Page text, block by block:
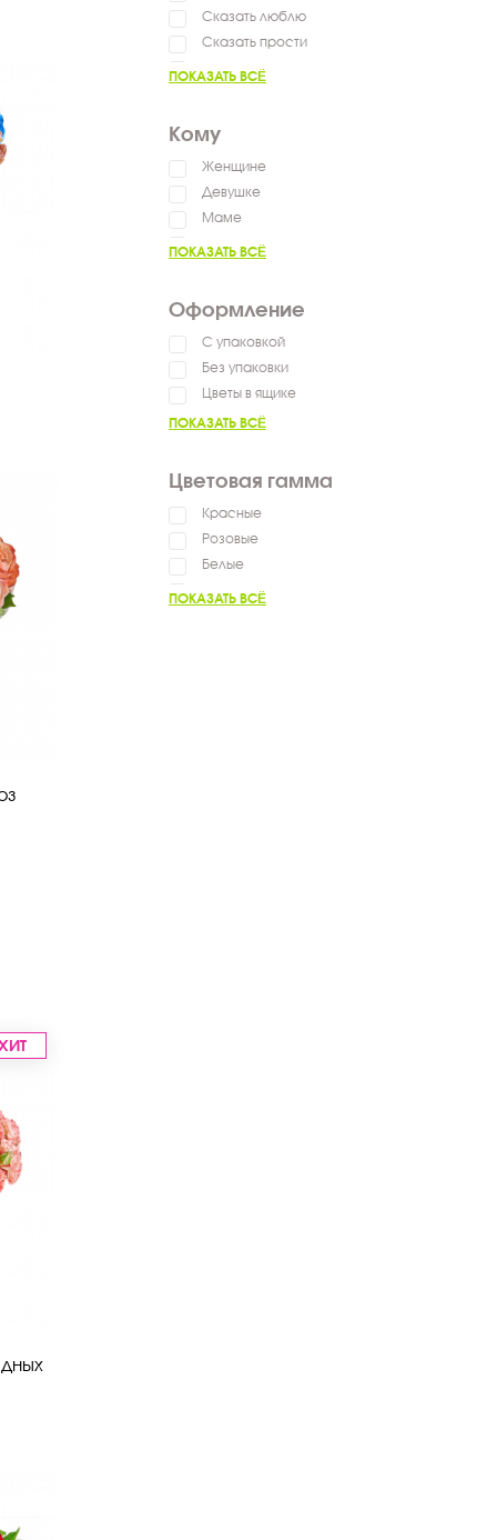
Сказать люблю
Сказать прости
Выздоравливай
ПОКАЗАТЬ ВСЁ
Кому
Женщине
Девушке
Маме
Мужчине
ПОКАЗАТЬ ВСЁ
Оформление
С упаковкой
Без упаковки
Цветы в ящике
ПОКАЗАТЬ ВСЁ
Цветовая гамма
Красные
Розовые
Белые
ПОКАЗАТЬ ВСЁ